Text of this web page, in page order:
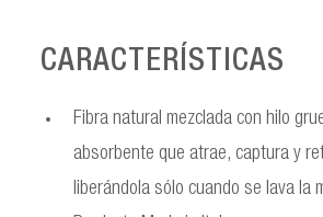
CARACTERÍSTICAS
Fibra natural mezclada con hilo
absorbente que atrae, captura y
liberándola sólo cuando se lava la